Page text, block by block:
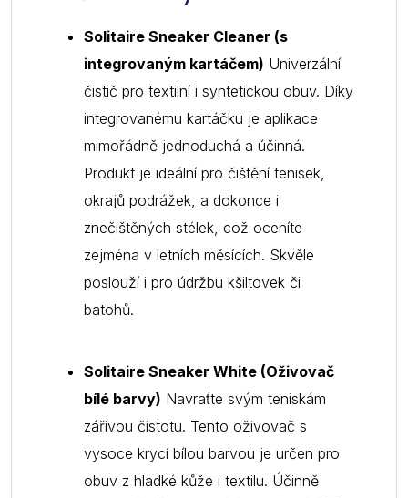
Solitaire Sneaker Cleaner (s
integrovaným kartáčem) Univerzální
čistič pro textilní i syntetickou obuv. Díky
integrovanému kartáčku je aplikace
mimořádně jednoduchá a účinná.
Produkt je ideální pro čištění tenisek,
okrajů podrážek, a dokonce i
znečištěných stélek, což oceníte
zejména v letních měsících. Skvěle
poslouží i pro údržbu kšiltovek či
batohů.
Solitaire Sneaker White (Oživovač
bílé barvy) Navraťte svým teniskám
zářivou čistotu. Tento oživovač s
vysoce krycí bílou barvou je určen pro
obuv z hladké kůže i textilu. Účinně